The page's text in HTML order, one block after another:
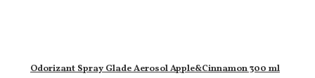
Odorizant Spray Glade Aerosol Apple&Cinnamon 300 ml